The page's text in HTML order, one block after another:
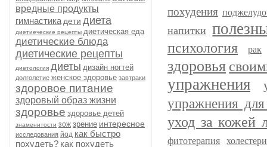
вредные продукты
гимнастика дети диета
диетиеческие рецепты диетическая еда
диетические блюда
диетические рецепты
диетология диеты дизайн ногтей
долголетие женское здоровье завтраки
здоровое питание
здоровый образ жизни
здоровье здоровье детей
знаменитости зож зрение интересное
исследования йод как быстро
похудеть? как похудеть
похудения
напитки
психология рак
здоровья
упражнения
упражнения
уход за кожей
фитотерапия